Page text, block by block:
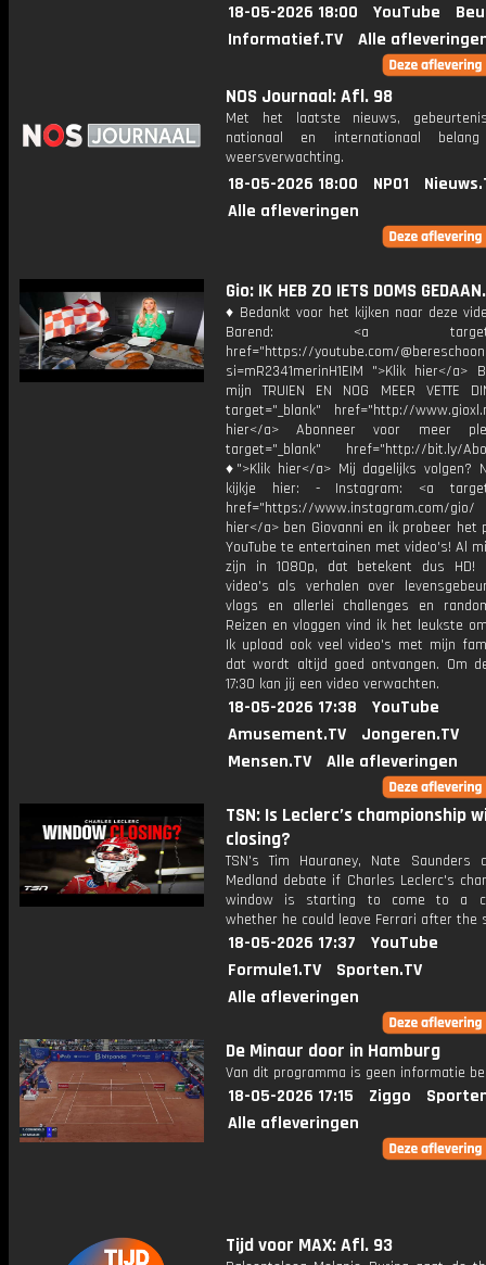
18-05-2026 18:00 YouTube
Informatief.TV
Alle
NOS Journaal: Afl. 98
Met het laatste nieuws,
nationaal en internationaal
weersverwachting.
18-05-2026 18:00 NPO1
Alle afleveringen
Gio: IK HEB ZO IETS DOMS
♦ Bedankt voor het kijken naar deze
Barend: <a
href="https://youtube.com/
si=mR2341merinH1EIM ">Klik hier</a>
mijn TRUIEN EN NOG MEER VETTE
target="_blank" href="http://
hier</a> Abonneer voor meer
target="_blank" href="http://bit.ly/
♦">Klik hier</a> Mij dagelijks volgen?
kijkje hier: - Instagram: <a
href="https://www.instagram.com/
hier</a> ben Giovanni en ik probeer het
YouTube te entertainen met video's! Al
zijn in 1080p, dat betekent dus HD!
video's als verhalen over
vlogs en allerlei challenges en
Reizen en vloggen vind ik het leukste
Ik upload ook veel video's met mijn
dat wordt altijd goed ontvangen. Om
17:30 kan jij een video verwachten.
18-05-2026 17:38
YouTube
Amusement.TV
Jongeren.TV
Mensen.TV
Alle afleveringen
TSN: Is Leclerc’s championship
closing?
TSN's Tim Hauraney, Nate Saunders
Medland debate if Charles Leclerc's
window is starting to come to a
whether he could leave Ferrari after the
18-05-2026 17:37
YouTube
Formule1.TV
Sporten.TV
Alle afleveringen
De Minaur door in Hamburg
Van dit programma is geen informatie
18-05-2026 17:15 Ziggo
Alle afleveringen
Tijd voor MAX: Afl. 93